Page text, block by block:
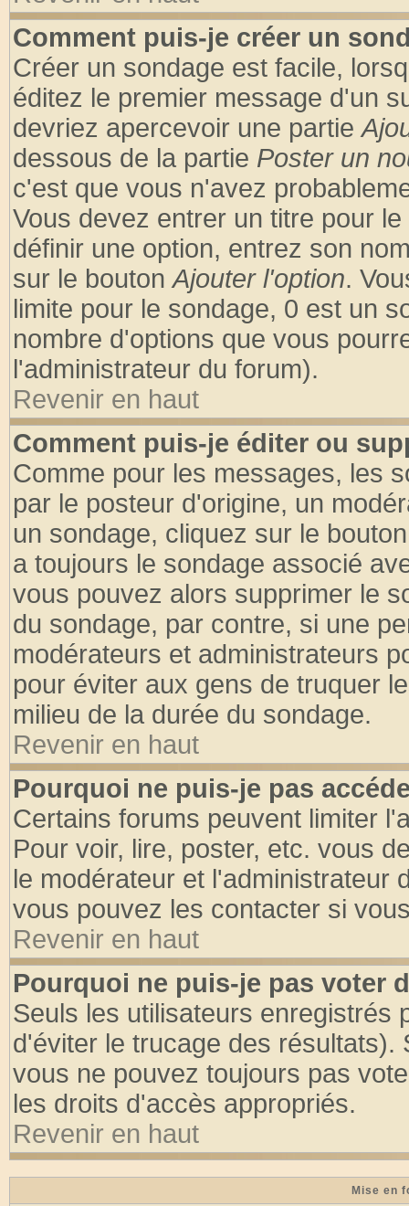
Comment puis-je créer un
Créer un sondage est facile,
éditez le premier message d'un
devriez apercevoir une partie
dessous de la partie Poster un
c'est que vous n'avez
Vous devez entrer un titre pour
définir une option, entrez son
sur le boutonAjouter l'option.
limite pour le sondage, 0 est un
nombre d'options que vous
l'administrateur du forum).
Revenir en haut
Comment puis-je éditer ou
Comme pour les messages, les
par le posteur d'origine, un
un sondage, cliquez sur le
a toujours le sondage associé
vous pouvez alors supprimer le
du sondage, par contre, si une
modérateurs et administrateurs
pour éviter aux gens de truquer
milieu de la durée du sondage.
Revenir en haut
Pourquoi ne puis-je pas
Certains forums peuvent limiter
Pour voir, lire, poster, etc. vous
le modérateur et l'administrateur
vous pouvez les contacter si
Revenir en haut
Pourquoi ne puis-je pas voter
Seuls les utilisateurs enregistrés
d'éviter le trucage des
vous ne pouvez toujours pas
les droits d'accès appropriés.
Revenir en haut
Mise en